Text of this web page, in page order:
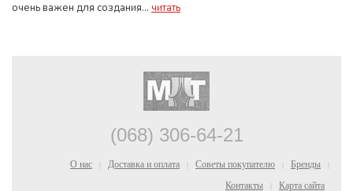
очень важен для создания... читать
(068) 306-64-21
О нас Доставка и оплата Советы покупателю Бренды
Контакты Карта сайта